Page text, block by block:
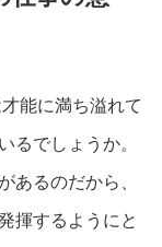
能に満ち溢れて
るでしょうか。
あるのだから、
揮するようにと